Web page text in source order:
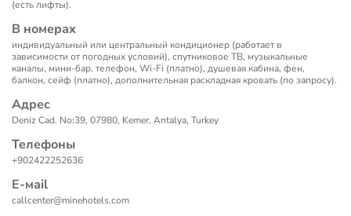
(есть лифты).
В номерах
индивидуальный или центральный кондиционер (работает в
зависимости от погодных условий), спутниковое ТВ, музыкальные
каналы, мини-бар, телефон, Wi-Fi (платно), душевая кабина, фен,
балкон, сейф (платно), дополнительная раскладная кровать (по запросу).
Адрес
Deniz Cad. No:39, 07980, Kemer, Antalya, Turkey
Телефоны
+902422252636
Е-маil
callcenter@minehotels.com